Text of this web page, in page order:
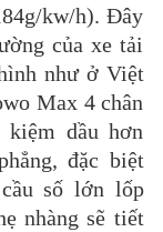
kw/h). Đây
của xe tải
như ở Việt
Max 4 chân
kiệm dầu hơn
đặc biệt
số lớn lốp
nhàng sẽ tiết